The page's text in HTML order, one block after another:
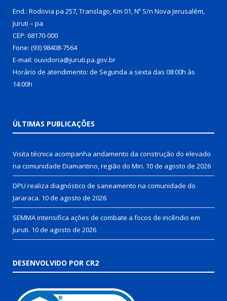
End.: Rodovia pa 257, Translago, Km 01, Nº S/n Nova Jerusalém,
Juruti – pa
CEP: 68170-000
Fone: (93) 98408-7564
E-mail: ouvidoria@juruti.pa.gov.br
Horário de atendimento: de Segunda a sexta das 08:00h às
14:00h
ÚLTIMAS PUBLICAÇÕES
Visita técnica acompanha andamento da construção do elevado
na comunidade Diamantino, região do Miri. 10 de agosto de 2026
DPU realiza diagnóstico de saneamento na comunidade do
Jararaca. 10 de agosto de 2026
SEMMA intensifica ações de combate a focos de incêndio em
Juruti. 10 de agosto de 2026
DESENVOLVIDO POR CR2